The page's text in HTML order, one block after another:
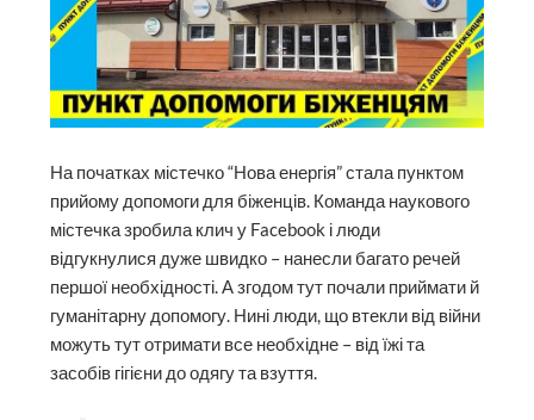
На початках містечко “Нова енергія” стала пунктом
прийому допомоги для біженців. Команда наукового
містечка зробила клич у Facebook і люди
відгукнулися дуже швидко – нанесли багато речей
першої необхідності. А згодом тут почали приймати й
гуманітарну допомогу. Нині люди, що втекли від війни
можуть тут отримати все необхідне – від їжі та
засобів гігієни до одягу та взуття.